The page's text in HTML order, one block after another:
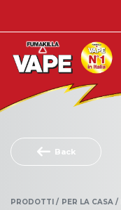
Back
PRODOTTI PER LA CASA